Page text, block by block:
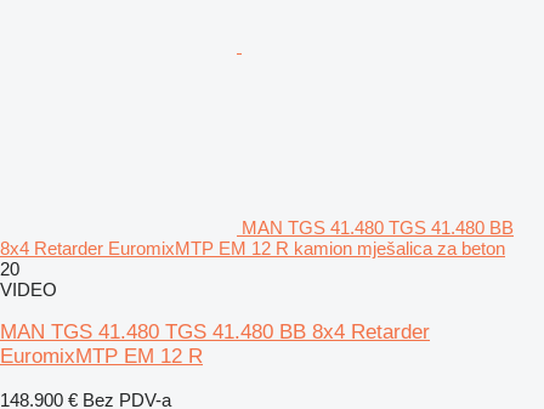
MAN TGS 41.480 TGS 41.480 BB
8x4 Retarder EuromixMTP EM 12 R kamion mješalica za beton
20
VIDEO
MAN TGS 41.480 TGS 41.480 BB 8x4 Retarder
EuromixMTP EM 12 R
148.900 € Bez PDV-a